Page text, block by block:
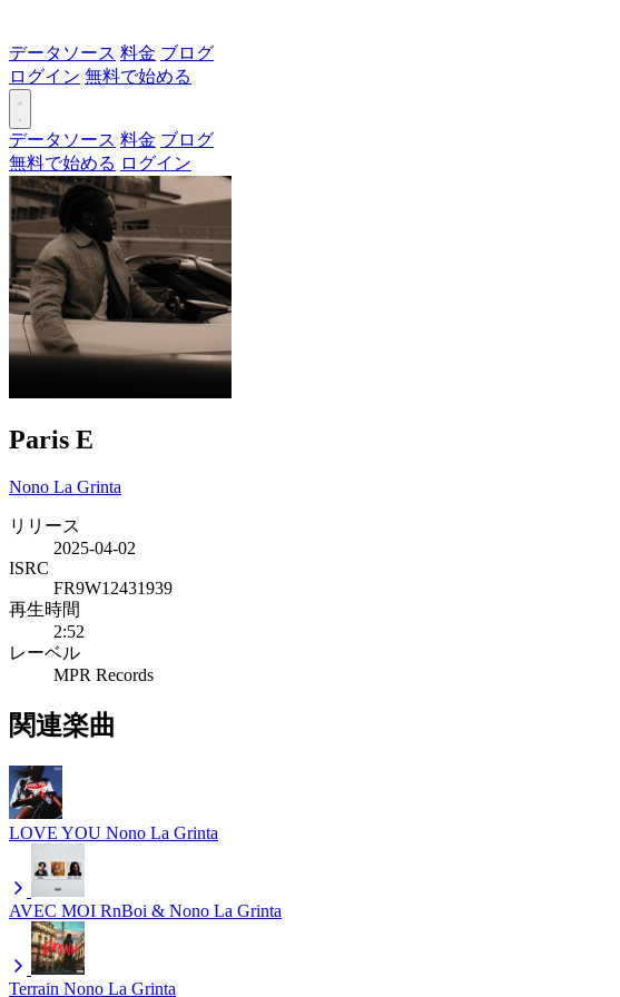
データソース 料金 ブログ
ログイン 無料で始める
データソース 料金 ブログ
無料で始める ログイン
Paris E
Nono La Grinta
リリース
2025-04-02
ISRC
FR9W12431939
再生時間
2:52
レーベル
MPR Records
関連楽曲
LOVE YOU Nono La Grinta
AVEC MOI RnBoi & Nono La Grinta
Terrain Nono La Grinta